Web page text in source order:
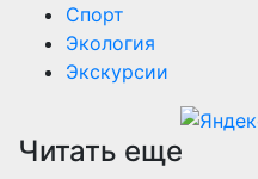
Спорт
Экология
Экскурсии
Читать еще